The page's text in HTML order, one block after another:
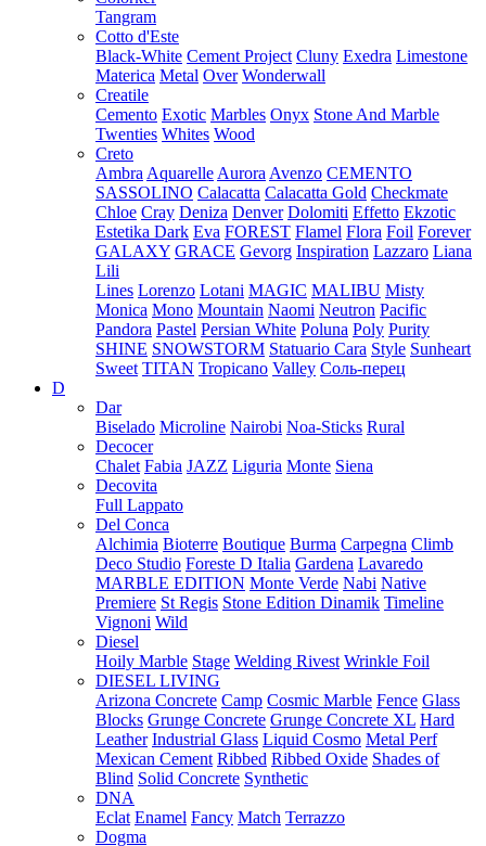
Tangram
Cotto d'Este
Black-White Cement Project Cluny Exedra Limestone
Materica Metal Over Wonderwall
Creatile
Cemento Exotic Marbles Onyx Stone And Marble
Twenties Whites Wood
Creto
Ambra Aquarelle Aurora Avenzo CEMENTO
SASSOLINO Calacatta Calacatta Gold Checkmate
Chloe Cray Deniza Denver Dolomiti Effetto Ekzotic
Estetika Dark Eva FOREST Flamel Flora Foil Forever
GALAXY GRACE Gevorg Inspiration Lazzaro Liana
Lili
Lines Lorenzo Lotani MAGIC MALIBU Misty
Monica Mono Mountain Naomi Neutron Pacific
Pandora Pastel Persian White Poluna Poly Purity
SHINE SNOWSTORM Statuario Cara Style Sunheart
Sweet TITAN Tropicano Valley Соль-перец
D
Dar
Biselado Microline Nairobi Noa-Sticks Rural
Decocer
Chalet Fabia JAZZ Liguria Monte Siena
Decovita
Full Lappato
Del Conca
Alchimia Bioterre Boutique Burma Carpegna Climb
Deco Studio Foreste D Italia Gardena Lavaredo
MARBLE EDITION Monte Verde Nabi Native
Premiere St Regis Stone Edition Dinamik Timeline
Vignoni Wild
Diesel
Hoily Marble Stage Welding Rivest Wrinkle Foil
DIESEL LIVING
Arizona Concrete Camp Cosmic Marble Fence Glass
Blocks Grunge Concrete Grunge Concrete XL Hard
Leather Industrial Glass Liquid Cosmo Metal Perf
Mexican Cement Ribbed Ribbed Oxide Shades of
Blind Solid Concrete Synthetic
DNA
Eclat Enamel Fancy Match Terrazzo
Dogma